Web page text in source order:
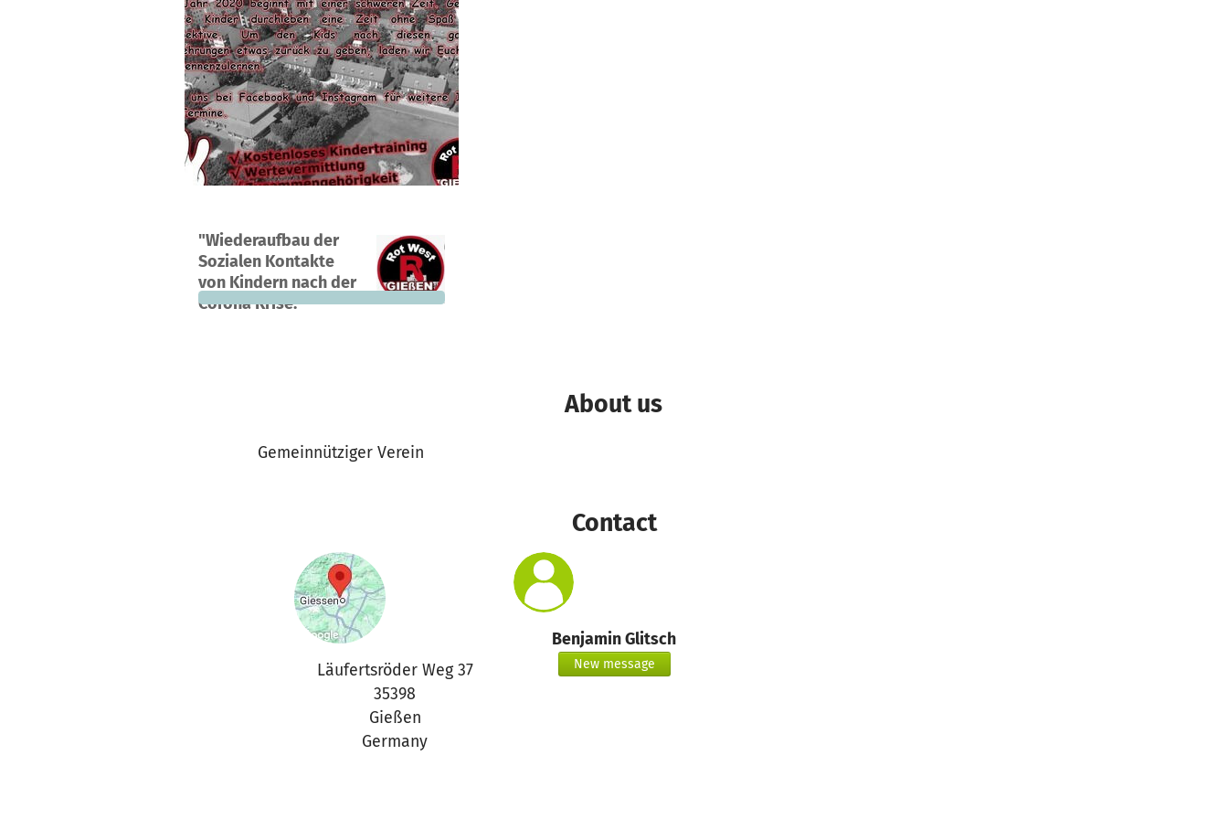
"Wiederaufbau der
Sozialen Kontakte
von Kindern nach der
Corona Krise."
A project in Gießen , Germany
0
donations
0%
funded
€3,000
still needed
About us
Gemeinnütziger Verein
Contact
Läufertsröder Weg 37
35398
Gießen
Germany
Benjamin Glitsch
New message